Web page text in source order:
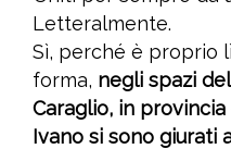
Letteralmente.
Sì, perché è proprio
forma, negli spazi
Caraglio, in
Ivano si sono giurati